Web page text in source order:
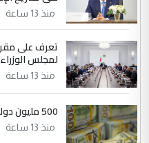
التعليق : تحياتي لك
دقيق ومسؤول؛
الموضوع :
بين الإهمال
الرافدين تعاني الجفاف
منذ 13 ساعة
تعرف على
لمجلس الوزراء
منذ 13 ساعة
500 مليون دولار جديدة تصل العراق من الفيدرالي
منذ 13 ساعة